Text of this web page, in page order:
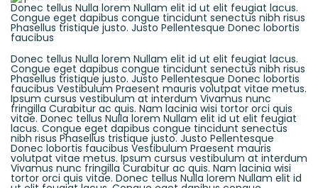
Donec tellus Nulla lorem Nullam elit id ut elit feugiat lacus.
Congue eget dapibus congue tincidunt senectus nibh risus
Phasellus tristique justo. Justo Pellentesque Donec lobortis
faucibus
Donec tellus Nulla lorem Nullam elit id ut elit feugiat lacus.
Congue eget dapibus congue tincidunt senectus nibh risus
Phasellus tristique justo. Justo Pellentesque Donec lobortis
faucibus Vestibulum Praesent mauris volutpat vitae metus.
Ipsum cursus vestibulum at interdum Vivamus nunc
fringilla Curabitur ac quis. Nam lacinia wisi tortor orci quis
vitae. Donec tellus Nulla lorem Nullam elit id ut elit feugiat
lacus. Congue eget dapibus congue tincidunt senectus
nibh risus Phasellus tristique justo. Justo Pellentesque
Donec lobortis faucibus Vestibulum Praesent mauris
volutpat vitae metus. Ipsum cursus vestibulum at interdum
Vivamus nunc fringilla Curabitur ac quis. Nam lacinia wisi
tortor orci quis vitae. Donec tellus Nulla lorem Nullam elit id